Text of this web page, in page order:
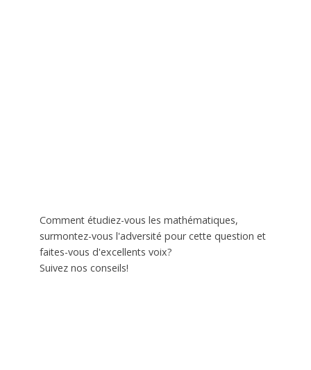
Comment étudiez-vous les mathématiques,
surmontez-vous l'adversité pour cette question et
faites-vous d'excellents voix?
Suivez nos conseils!